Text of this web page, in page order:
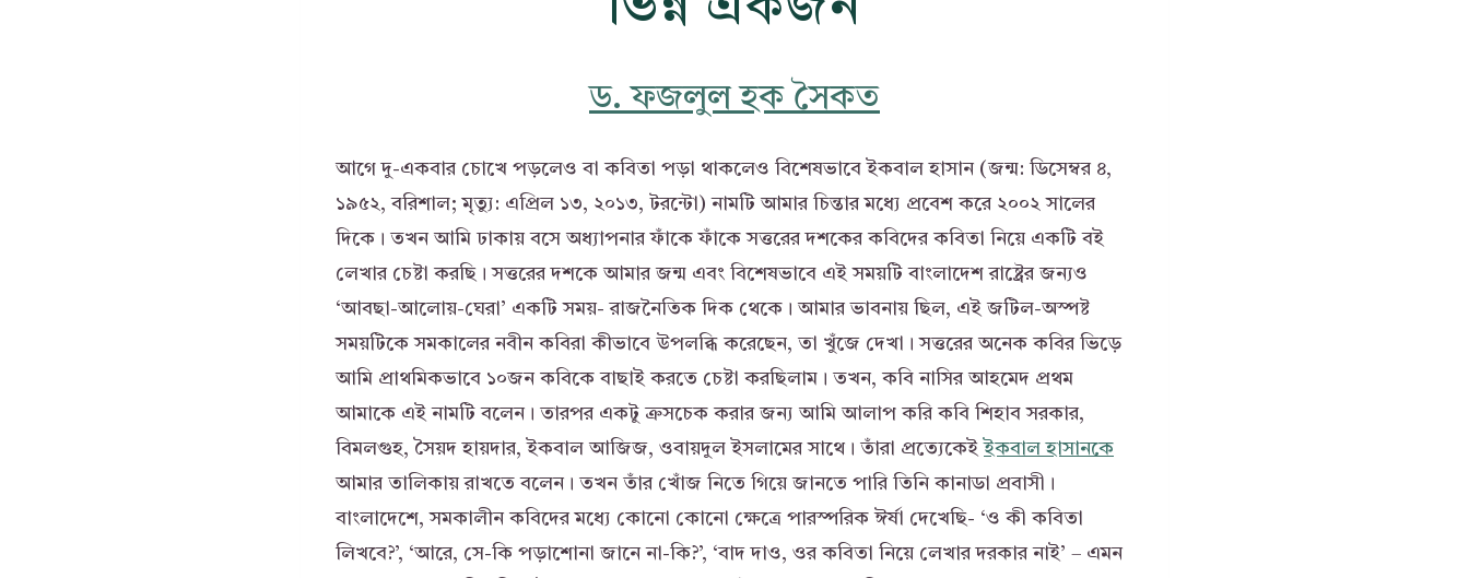
ড. ফজলুল হক সৈকত
আগে দু-একবার চোখে পড়লেও বা কবিতা পড়া থাকলেও বিশেষভাবে ইকবাল হাসান (জন্ম: ডিসেম্বর ৪,
১৯৫২, বরিশাল; মৃত্যু: এপ্রিল ১৩, ২০১৩, টরন্টো) নামটি আমার চিন্তার মধ্যে প্রবেশ করে ২০০২ সালের
দিকে। তখন আমি ঢাকায় বসে অধ্যাপনার ফাঁকে ফাঁকে সত্তরের দশকের কবিদের কবিতা নিয়ে একটি বই
লেখার চেষ্টা করছি। সত্তরের দশকে আমার জন্ম এবং বিশেষভাবে এই সময়টি বাংলাদেশ রাষ্ট্রের জন্যও
‘আবছা-আলোয়-ঘেরা’ একটি সময়- রাজনৈতিক দিক থেকে। আমার ভাবনায় ছিল, এই জটিল-অস্পষ্ট
সময়টিকে সমকালের নবীন কবিরা কীভাবে উপলব্ধি করেছেন, তা খুঁজে দেখা। সত্তরের অনেক কবির ভিড়ে
আমি প্রাথমিকভাবে ১০জন কবিকে বাছাই করতে চেষ্টা করছিলাম। তখন, কবি নাসির আহমেদ প্রথম
আমাকে এই নামটি বলেন। তারপর একটু ক্রসচেক করার জন্য আমি আলাপ করি কবি শিহাব সরকার,
বিমলগুহ, সৈয়দ হায়দার, ইকবাল আজিজ, ওবায়দুল ইসলামের সাথে। তাঁরা প্রত্যেকেইইকবাল হাসানকে
আমার তালিকায় রাখতে বলেন। তখন তাঁর খোঁজ নিতে গিয়ে জানতে পারি তিনি কানাডা প্রবাসী।
বাংলাদেশে, সমকালীন কবিদের মধ্যে কোনো কোনো ক্ষেত্রে পারস্পরিক ঈর্ষা দেখেছি- ‘ও কী কবিতা
লিখবে?’, ‘আরে, সে-কি পড়াশোনা জানে না-কি?’, ‘বাদ দাও, ওর কবিতা নিয়ে লেখার দরকার নাই’ – এমন